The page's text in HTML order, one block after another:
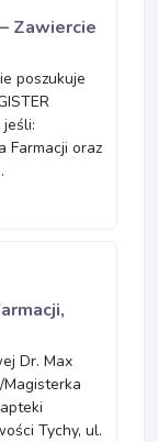
– Zawiercie
poszukuje
jeśli:
Farmacji oraz
Dr. Max
Tychy, ul.